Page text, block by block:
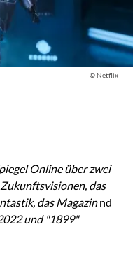
© Netflix
Online über zwei
das
das Magazinnd
und "1899"